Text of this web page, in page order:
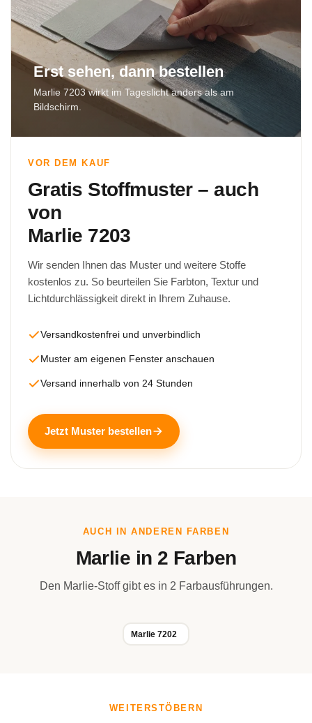
Erst sehen, dann bestellen
Marlie 7203 wirkt im Tageslicht anders als am
Bildschirm.
VOR DEM KAUF
Gratis Stoffmuster – auch
von
Marlie 7203
Wir senden Ihnen das Muster und weitere Stoffe
kostenlos zu. So beurteilen Sie Farbton, Textur und
Lichtdurchlässigkeit direkt in Ihrem Zuhause.
Versandkostenfrei und unverbindlich
Muster am eigenen Fenster anschauen
Versand innerhalb von 24 Stunden
Jetzt Muster bestellen
AUCH IN ANDEREN FARBEN
Marlie in 2 Farben
Den Marlie-Stoff gibt es in 2 Farbausführungen.
Marlie 7202
WEITERSTÖBERN